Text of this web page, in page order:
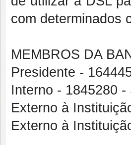
com determinados
MEMBROS DA
Presidente -
Interno - 1845280
Externo à
Externo à